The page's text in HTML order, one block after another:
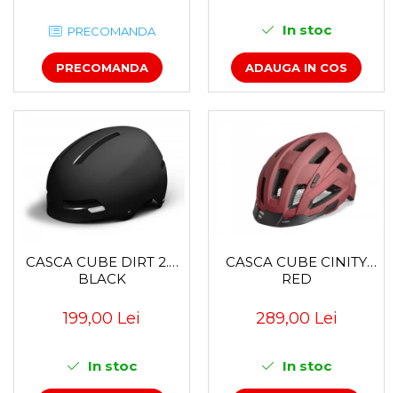
PRECOMANDA
PRECOMANDA
In stoc
ADAUGA IN COS
CASCA CUBE DIRT 2.0
BLACK
199,00 Lei
In stoc
CASCA CUBE CINITY
RED
289,00 Lei
In stoc